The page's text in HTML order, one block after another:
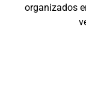
organizados